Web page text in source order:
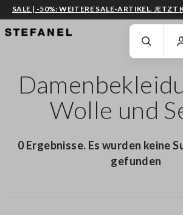
ZUM HAUPTINHALT SPRINGEN GEHEN SIE ZUM
SALE | -50%: WEITERE SALE-ARTIKEL. JETZT
Wolle und
0 Ergebnisse. Es wurden keine
gefunden